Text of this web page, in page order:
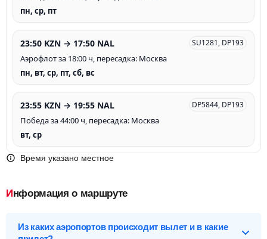
пн, ср, пт
23:50 KZN → 17:50 NAL SU1281, DP193
Аэрофлот за 18:00 ч, пересадка: Москва
пн, вт, ср, пт, сб, вс
23:55 KZN → 19:55 NAL DP5844, DP193
Победа за 44:00 ч, пересадка: Москва
вт, ср
Время указано местное
Информация о маршруте
Из каких аэропортов происходит вылет и в какие